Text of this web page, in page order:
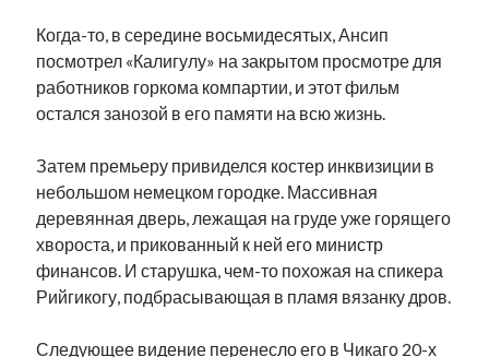
Когда-то, в середине восьмидесятых, Ансип
посмотрел «Калигулу» на закрытом просмотре для
работников горкома компартии, и этот фильм
остался занозой в его памяти на всю жизнь.
Затем премьеру привиделся костер инквизиции в
небольшом немецком городке. Массивная
деревянная дверь, лежащая на груде уже горящего
хвороста, и прикованный к ней его министр
финансов. И старушка, чем-то похожая на спикера
Рийгикогу, подбрасывающая в пламя вязанку дров.
Следующее видение перенесло его в Чикаго 20-х